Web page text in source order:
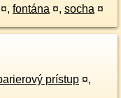
¤, fontána ¤, socha ¤
prístup ¤,